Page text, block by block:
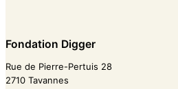
Fondation Digger
Rue de Pierre-Pertuis 28
2710 Tavannes